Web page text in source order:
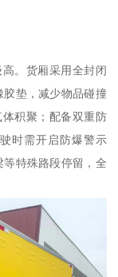
。货厢采用全封闭
胶垫，减少物品碰撞
积聚；配备双重防
时需开启防爆警示
等特殊路段停留，全